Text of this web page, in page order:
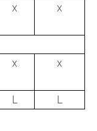
x x
x x
L L